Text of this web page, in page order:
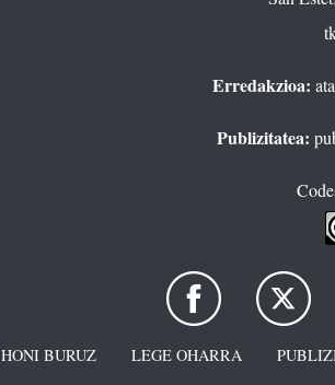
Erredakzioa:
Publizitatea:
HONI BURUZ LEGE OHARRA